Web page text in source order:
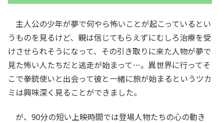
主人公の少年が夢で何やら怖いことが起こっているとい
うものを見るけど、親は信じてもらえずにむしろ治療を受
けさせられそうになって、その引き取りに来た人物が夢で
見た怖い人たちだと逃走が始まって…。異世界に行ってそ
こで拳銃使いと出会って彼と一緒に旅が始まるというツカ
ミは興味深く見ることができました。
が、90分の短い上映時間では登場人物たちの心の動き